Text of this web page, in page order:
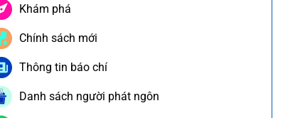
Khám phá
Chính sách mới
Thông tin báo chí
Danh sách người phát ngôn